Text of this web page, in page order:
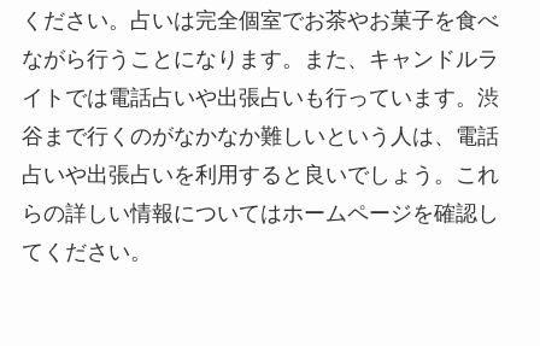
ください。占いは完全個室でお茶やお菓子を食べ
ながら行うことになります。また、キャンドルラ
イトでは電話占いや出張占いも行っています。渋
谷まで行くのがなかなか難しいという人は、電話
占いや出張占いを利用すると良いでしょう。これ
らの詳しい情報についてはホームページを確認し
てください。